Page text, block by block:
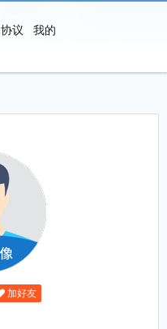
协议 我的
加好友